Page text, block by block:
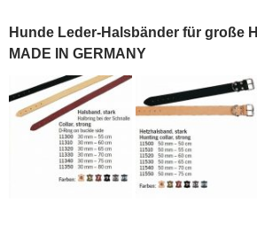
Hunde Leder-Halsbänder für große
MADE IN GERMANY